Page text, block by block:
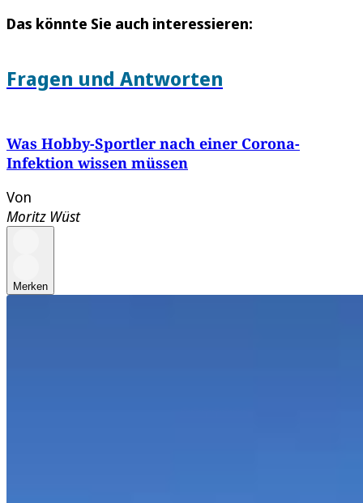
Das könnte Sie auch interessieren:
Fragen und Antworten
Was Hobby-Sportler nach einer Corona-
Infektion wissen müssen
Von
Moritz Wüst
Merken